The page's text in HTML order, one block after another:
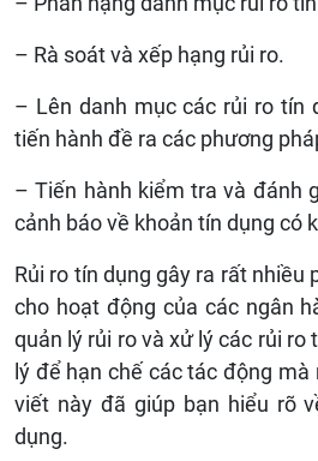
– Rà soát và xếp hạng rủi ro.
– Lên danh mục các rủi ro tín
tiến hành đề ra các phương
– Tiến hành kiểm tra và đánh
cảnh báo về khoản tín dụng có
Rủi ro tín dụng gây ra rất nhiều
cho hoạt động của các ngân
quản lý rủi ro và xử lý các rủi ro
lý để hạn chế các tác động mà
viết này đã giúp bạn hiểu rõ
dụng.